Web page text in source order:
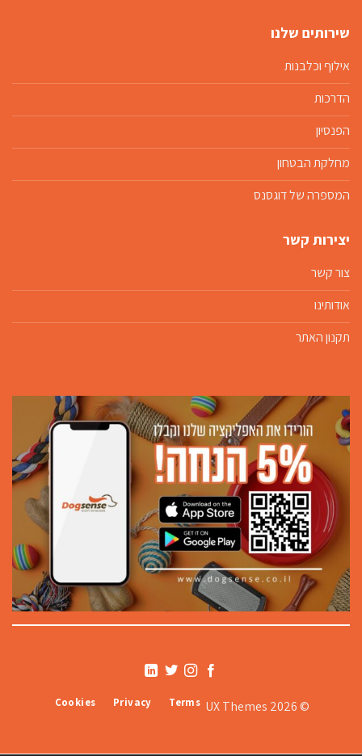
שירותים שלנו
אילוף וכלבנות
הדרכות
הפנסיון
מחלקת הבטחון
המספרה של דוגסנס
יצירות קשר
צור קשר
אודותינו
תקנון האתר
© 2026 UX Themes
Terms
Privacy
Cookies